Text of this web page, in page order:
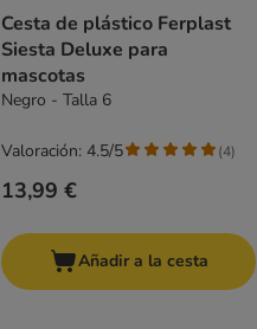
Cesta de plástico Ferplast
Siesta Deluxe para
mascotas
Negro - Talla 6
13,99 €
Valoración: 4.5/5 (4)
Añadir a la cesta